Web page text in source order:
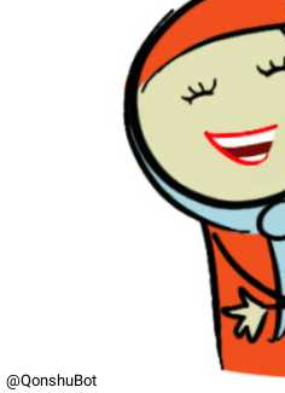
Sarvara va
ikki qiz